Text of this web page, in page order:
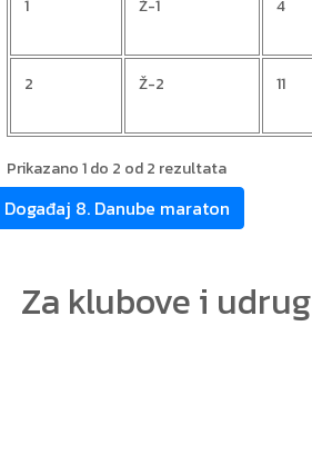
1 Ž-1 4
2 Ž-2 11
Prikazano 1 do 2 od 2 rezultata
Događaj 8. Danube maraton
Za klubove i